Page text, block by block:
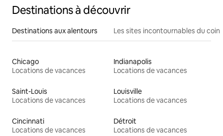
Destinations à découvrir
Destinations aux alentours Les sites incontournables du coin
Chicago
Locations de vacances
Indianapolis
Locations de vacances
Saint-Louis
Locations de vacances
Louisville
Locations de vacances
Cincinnati
Locations de vacances
Détroit
Locations de vacances